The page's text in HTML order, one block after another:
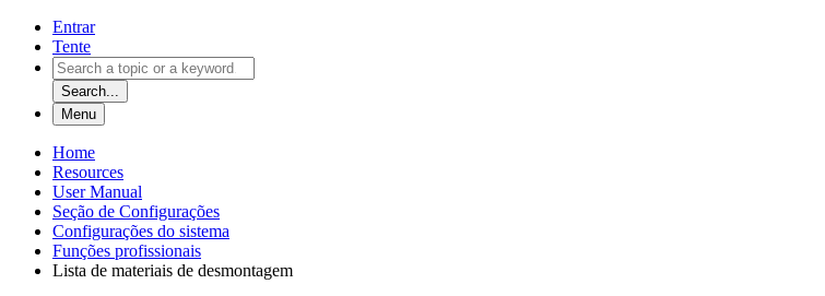
Entrar
Tente
Search...
Menu
Home
Resources
User Manual
Seção de Configurações
Configurações do sistema
Funções profissionais
Lista de materiais de desmontagem